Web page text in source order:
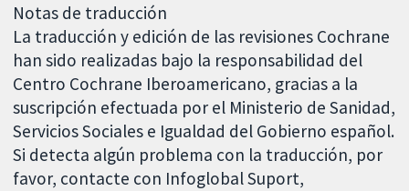
Notas de traducción
La traducción y edición de las revisiones Cochrane
han sido realizadas bajo la responsabilidad del
Centro Cochrane Iberoamericano, gracias a la
suscripción efectuada por el Ministerio de Sanidad,
Servicios Sociales e Igualdad del Gobierno español.
Si detecta algún problema con la traducción, por
favor, contacte con Infoglobal Suport,